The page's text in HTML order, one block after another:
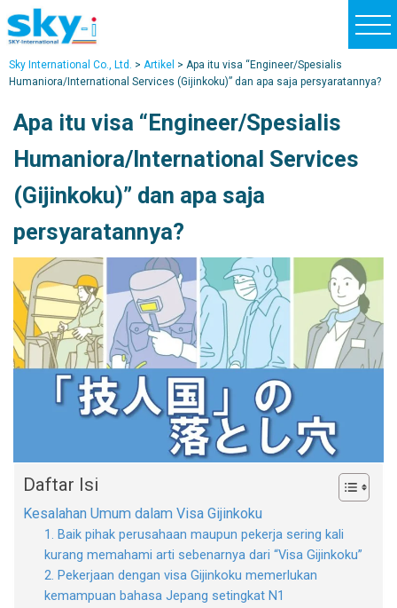
t
o
g
i
o
Sky International Co., Ltd. > Artikel > Apa itu visa “Engineer/Spesialis
Humaniora/International Services (Gijinkoku)” dan apa saja persyaratannya?
Apa itu visa “Engineer/Spesialis
Humaniora/International Services
(Gijinkoku)” dan apa saja
persyaratannya?
Daftar Isi
Kesalahan Umum dalam Visa Gijinkoku
1. Baik pihak perusahaan maupun pekerja sering kali
kurang memahami arti sebenarnya dari “Visa Gijinkoku”
2. Pekerjaan dengan visa Gijinkoku memerlukan
kemampuan bahasa Jepang setingkat N1